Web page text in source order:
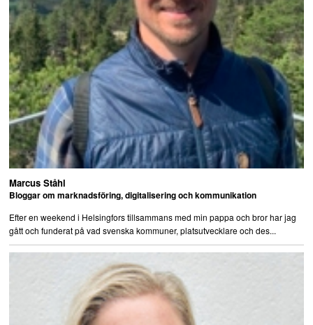
Marcus Ståhl
Bloggar om marknadsföring, digitalisering och kommunikation
Efter en weekend i Helsingfors tillsammans med min pappa och bror har jag
gått och funderat på vad svenska kommuner, platsutvecklare och des...